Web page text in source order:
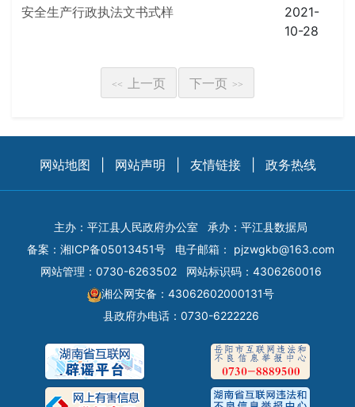
安全生产行政执法文书式样
2021-
10-28
<< 上一页 下一页 >>
网站地图 网站声明 友情链接 政务热线
主办：平江县人民政府办公室
承办：平江县数据局
备案： 湘ICP备05013451号 电子邮箱： pjzwgkb@163.com
网站管理：0730-6263502
网站标识码：4306260016
湘公网安备：43062602000131号
县政府办电话：0730-6222226